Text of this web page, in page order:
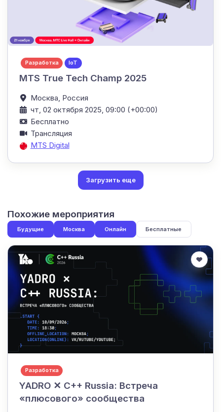
Разработка IoT
MTS True Tech Champ 2025
Москва, Россия
чт, 02 октября 2025, 09:00 (+00:00)
Бесплатно
Трансляция
MTS Digital
Загрузить еще
Похожие мероприятия
Будущие Москва Онлайн Бесплатные
Разработка
YADRO ✕ C++ Russia: Встреча
«плюсового» сообщества